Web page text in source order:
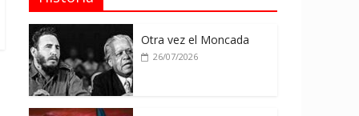
Otra vez el Moncada
26/07/2026